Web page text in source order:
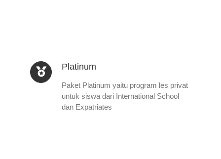
Platinum
Paket Platinum yaitu program les privat
untuk siswa dari International School
dan Expatriates